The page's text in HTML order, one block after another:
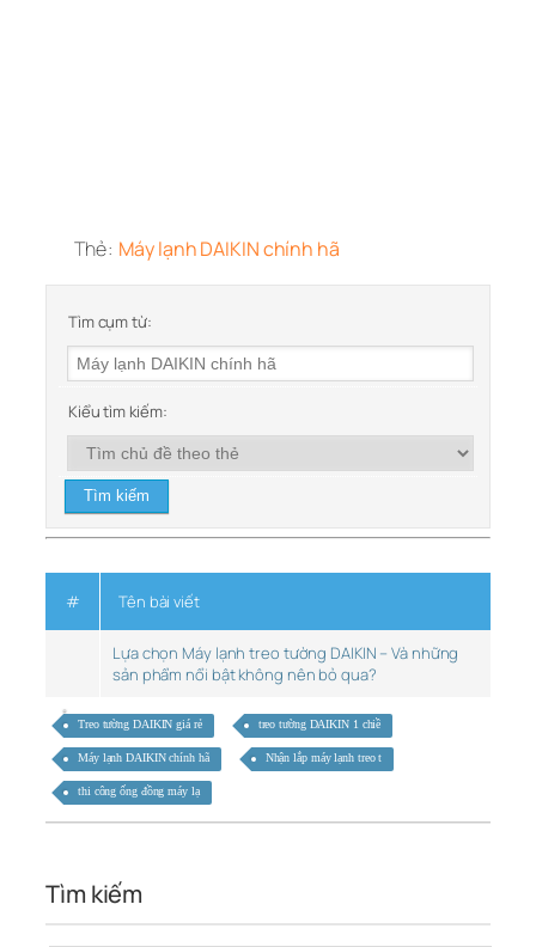
Thẻ: Máy lạnh DAIKIN chính hã
Tìm cụm từ:
Kiểu tìm kiếm:
# Tên bài viết
Lựa chọn Máy lạnh treo tường DAIKIN – Và những
sản phẩm nổi bật không nên bỏ qua?
Treo tường DAIKIN giá rẻ treo tường DAIKIN 1 chiề
Máy lạnh DAIKIN chính hã Nhận lắp máy lạnh treo t
thi công ống đồng máy lạ
Tìm kiếm